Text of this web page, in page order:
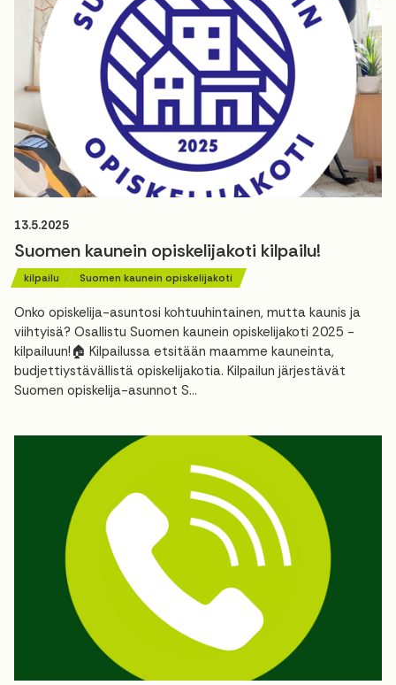
13.5.2025
Suomen kaunein opiskelijakoti kilpailu!
kilpailu Suomen kaunein opiskelijakoti
Onko opiskelija-asuntosi kohtuuhintainen, mutta kaunis ja
viihtyisä? Osallistu Suomen kaunein opiskelijakoti 2025 -
kilpailuun!🏠 Kilpailussa etsitään maamme kauneinta,
budjettiystävällistä opiskelijakotia. Kilpailun järjestävät
Suomen opiskelija-asunnot S...